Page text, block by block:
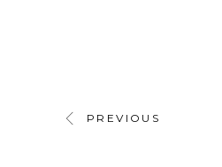
PREVIOUS